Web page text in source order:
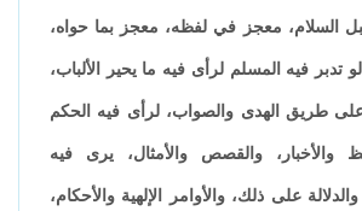
السلام، معجز في لفظه، معجز بما حواه،
تدبر فيه المسلم لرأى فيه ما يحير الألباب،
طريق الهدى والصواب، لرأى فيه الحكم
والأخبار، والقصص والأمثال، يرى فيه
على ذلك، والأوامر الإلهية والأحكام،